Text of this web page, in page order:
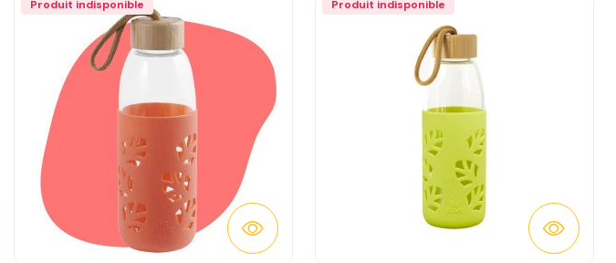
Produit indisponible
DÉTAILS
Produit indisponible
DÉTAILS